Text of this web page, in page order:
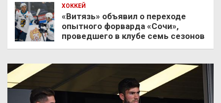
ХОККЕЙ
«Витязь» объявил о переходе
опытного форварда «Сочи»,
проведшего в клубе семь сезонов